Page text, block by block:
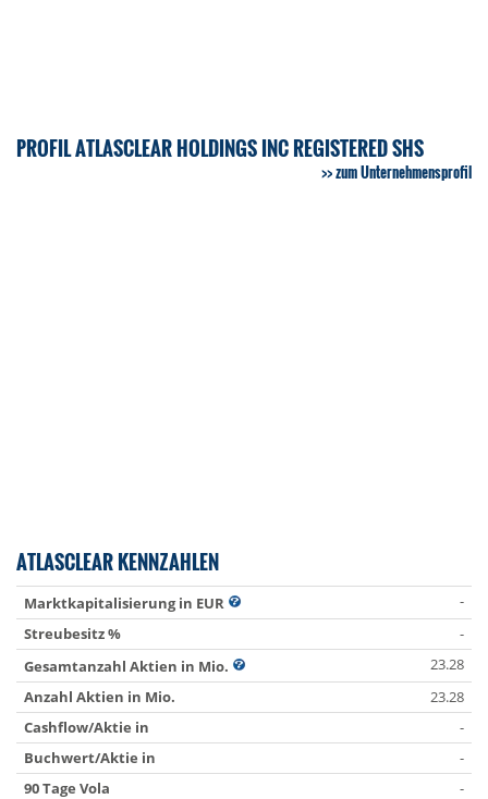
PROFIL ATLASCLEAR HOLDINGS INC REGISTERED SHS
zum Unternehmensprofil
ATLASCLEAR KENNZAHLEN
Marktkapitalisierung in EUR
-
Streubesitz %
-
Gesamtanzahl Aktien in Mio.
23.28
Anzahl Aktien in Mio.
23.28
Cashflow/Aktie in
-
Buchwert/Aktie in
-
90 Tage Vola
-